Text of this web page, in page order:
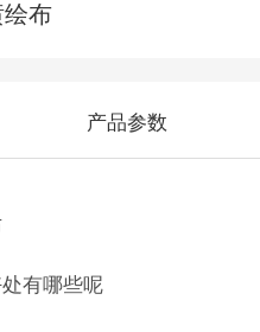
布
产品参数
有哪些呢